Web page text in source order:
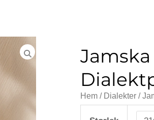
Jamska
Hem / Dialekter /
Jamska